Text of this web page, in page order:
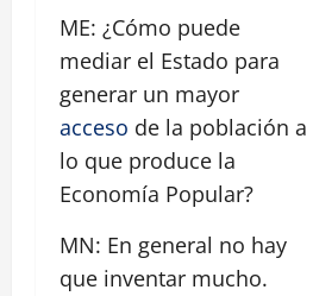
ME: ¿Cómo puede
mediar el Estado para
generar un mayor
acceso de la población a
lo que produce la
Economía Popular?
MN: En general no hay
que inventar mucho.